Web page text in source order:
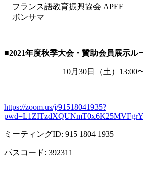
フランス語教育振興協会 APEF
ボンサマ
■2021年度秋季大会・賛助会員展示ル
10月 30日（土） 13:00
https://zoom.us/j/91518041935?
ミーティングID: 915 1804 1935
パスコード: 392311